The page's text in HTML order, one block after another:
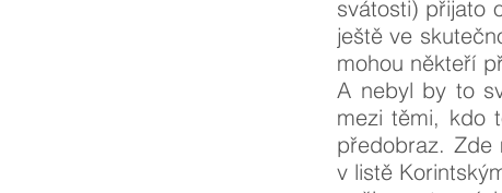
svátosti) přijato
ještě ve
mohou někteří
A nebyl by to
mezi těmi, kdo
předobraz. Zde
v listě